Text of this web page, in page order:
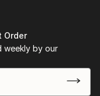
Order
weekly by our